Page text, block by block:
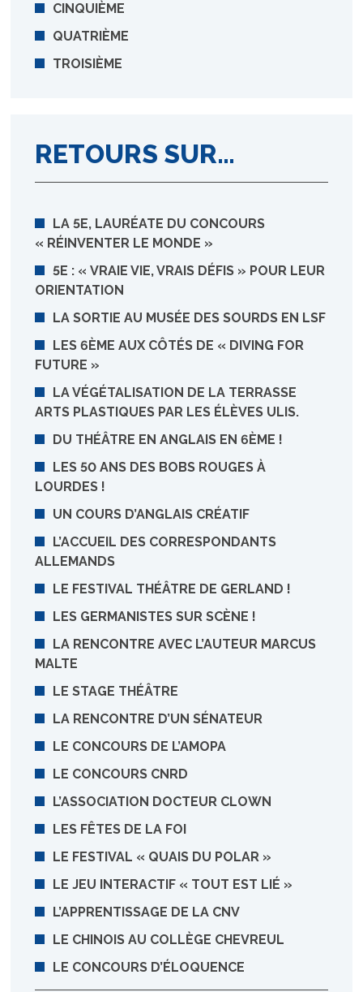
CINQUIÈME
QUATRIÈME
TROISIÈME
RETOURS SUR…
LA 5E, LAURÉATE DU CONCOURS
« RÉINVENTER LE MONDE »
5E : « VRAIE VIE, VRAIS DÉFIS » POUR LEUR
ORIENTATION
LA SORTIE AU MUSÉE DES SOURDS EN LSF
LES 6ÈME AUX CÔTÉS DE « DIVING FOR
FUTURE »
LA VÉGÉTALISATION DE LA TERRASSE
ARTS PLASTIQUES PAR LES ÉLÈVES ULIS.
DU THÉÂTRE EN ANGLAIS EN 6ÈME !
LES 50 ANS DES BOBS ROUGES À
LOURDES !
UN COURS D’ANGLAIS CRÉATIF
L’ACCUEIL DES CORRESPONDANTS
ALLEMANDS
LE FESTIVAL THÉÂTRE DE GERLAND !
LES GERMANISTES SUR SCÈNE !
LA RENCONTRE AVEC L’AUTEUR MARCUS
MALTE
LE STAGE THÉÂTRE
LA RENCONTRE D’UN SÉNATEUR
LE CONCOURS DE L’AMOPA
LE CONCOURS CNRD
L’ASSOCIATION DOCTEUR CLOWN
LES FÊTES DE LA FOI
LE FESTIVAL « QUAIS DU POLAR »
LE JEU INTERACTIF « TOUT EST LIÉ »
L’APPRENTISSAGE DE LA CNV
LE CHINOIS AU COLLÈGE CHEVREUL
LE CONCOURS D’ÉLOQUENCE